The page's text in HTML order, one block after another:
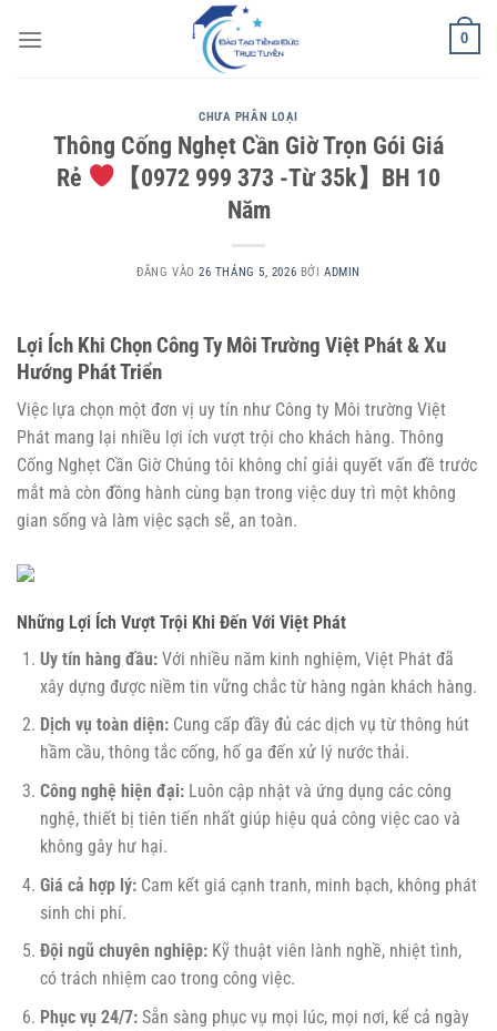
qua
0
CHƯA PHÂN LOẠI
Thông Cống Nghẹt Cần Giờ Trọn Gói Giá
Rẻ
【0972 999 373 -Từ 35k】BH 10
Năm
ĐĂNG VÀO26 THÁNG 5, 2026 BỞI ADMIN
Lợi Ích Khi Chọn Công Ty Môi Trường Việt Phát & Xu
Hướng Phát Triển
Việc lựa chọn một đơn vị uy tín như Công ty Môi trường Việt
Phát mang lại nhiều lợi ích vượt trội cho khách hàng. Thông
Cống Nghẹt Cần Giờ Chúng tôi không chỉ giải quyết vấn đề trước
mắt mà còn đồng hành cùng bạn trong việc duy trì một không
gian sống và làm việc sạch sẽ, an toàn.
Những Lợi Ích Vượt Trội Khi Đến Với Việt Phát
Uy tín hàng đầu:Với nhiều năm kinh nghiệm, Việt Phát đã
xây dựng được niềm tin vững chắc từ hàng ngàn khách hàng.
Dịch vụ toàn diện:Cung cấp đầy đủ các dịch vụ từ thông hút
hầm cầu, thông tắc cống, hố ga đến xử lý nước thải.
Công nghệ hiện đại:Luôn cập nhật và ứng dụng các công
nghệ, thiết bị tiên tiến nhất giúp hiệu quả công việc cao và
không gây hư hại.
Giá cả hợp lý:Cam kết giá cạnh tranh, minh bạch, không phát
sinh chi phí.
Đội ngũ chuyên nghiệp:Kỹ thuật viên lành nghề, nhiệt tình,
có trách nhiệm cao trong công việc.
Phục vụ 24/7:Sẵn sàng phục vụ mọi lúc, mọi nơi, kể cả ngày